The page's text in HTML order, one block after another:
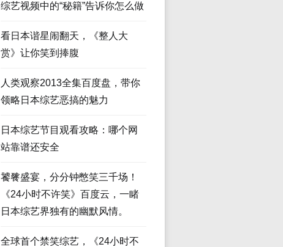
综艺视频中的“秘籍”告诉你怎么做
看日本谐星闹翻天，《整人大
赏》让你笑到捧腹
人类观察2013全集百度盘，带你
领略日本综艺恶搞的魅力
日本综艺节目观看攻略：哪个网
站靠谱还安全
饕餮盛宴，分分钟憋笑三千场！
《24小时不许笑》百度云，一睹
日本综艺界独有的幽默风情。
全球首个禁笑综艺，《24小时不